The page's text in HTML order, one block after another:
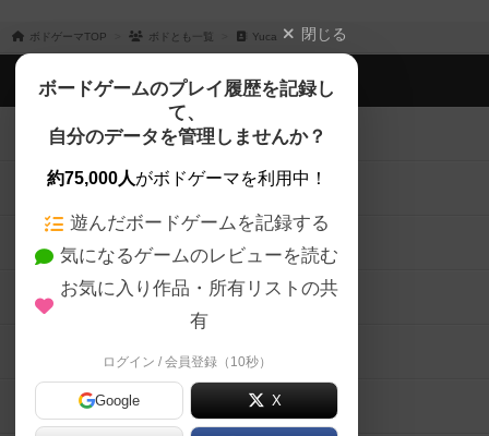
ボドゲーマTOP ボドとも一覧 Yuca 閉じる
ボードゲームのプレイ履歴を記録し
て、
自分のデータを管理しませんか？
約75,000人がボドゲーマを利用中！
遊んだボードゲームを記録する
気になるゲームのレビューを読む
お気に入り作品・所有リストの共
有
ログイン / 会員登録（10秒）
Google X
ボドゲーマTOP
ボードゲームを検索する
ボードゲームの新着レビュー
ボードゲーム会情報
メカニクス特集
掲示板・トピックス
ボドとも・会員一覧